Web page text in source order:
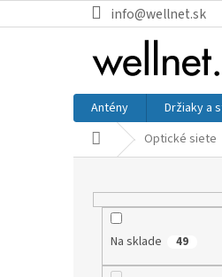
info@wellnet.sk
Antény Držiaky a
Domov Optické siete
Na sklade 49